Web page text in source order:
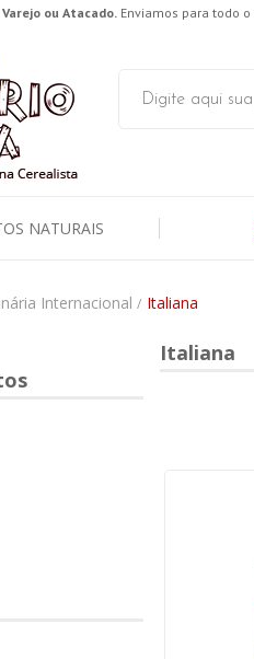
ou Atacado. Enviamos para todo
NATURAIS
Internacional / Italiana
Italiana